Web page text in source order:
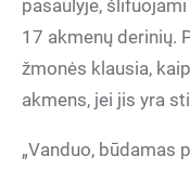
pasaulyje,
17 akmenų derinių.
žmonės klausia,
akmens, jei jis yra
„Vanduo, būdamas